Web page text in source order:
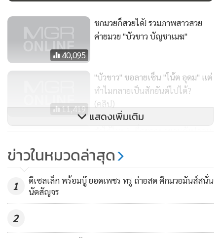
40,095
ชกมวยก็สวยได้! รวมภาพสาวสวย
ค่ายมวย "บัวขาว บัญชาเมฆ"
11,419
"บัวขาว" ขอลายเซ็น "โน้ต อุดม" แต่
ทำไมกลายเป็นสักยันต์ไปได้?
(คลิป)
12,515
จำได้ไหม? เมื่อยอดมวยคนดังปลอม
แสดงเพิ่มเติม
ข่าวในหมวดล่าสุด
1
ดีเซลเล็ก พร้อมบู๊ ยอดเพชร ทรู ถ่ายสด ศึกมวยมันส์สนั่น
นัดสัญจร
2